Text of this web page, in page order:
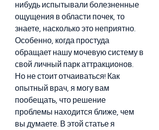
нибудь испытывали болезненные
ощущения в области почек, то
знаете, насколько это неприятно.
Особенно, когда простуда
обращает нашу мочевую систему в
свой личный парк аттракционов.
Но не стоит отчаиваться! Как
опытный врач, я могу вам
пообещать, что решение
проблемы находится ближе, чем
вы думаете. В этой статье я